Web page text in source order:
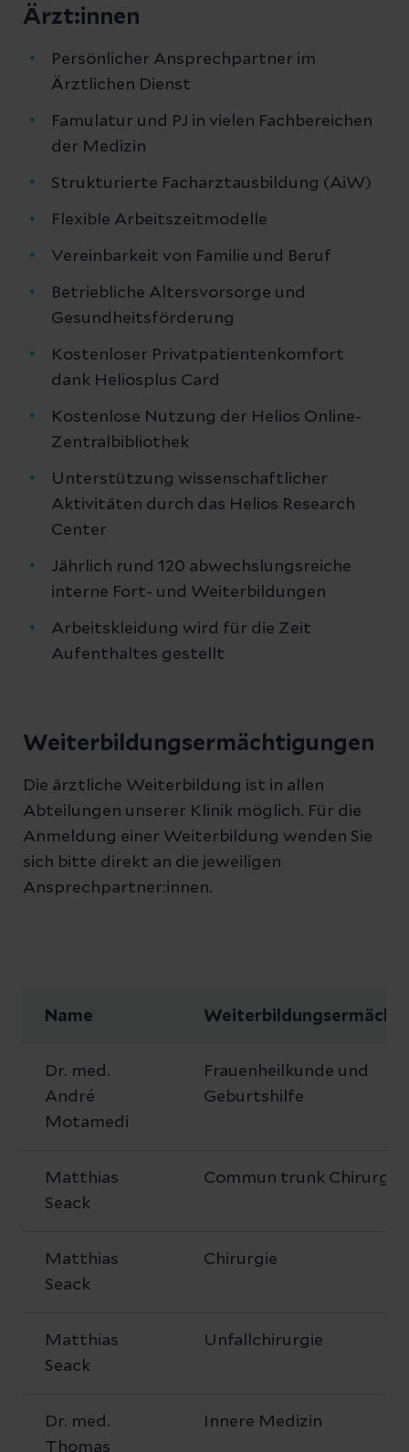
Ärzt:innen
Persönlicher Ansprechpartner im
Ärztlichen Dienst
Famulatur und PJ in vielen Fachbereichen
der Medizin
Strukturierte Facharztausbildung (AiW)
Flexible Arbeitszeitmodelle
Vereinbarkeit von Familie und Beruf
Betriebliche Altersvorsorge und
Gesundheitsförderung
Kostenloser Privatpatientenkomfort
dank Heliosplus Card
Kostenlose Nutzung der Helios Online-
Zentralbibliothek
Unterstützung wissenschaftlicher
Aktivitäten durch das Helios Research
Center
Jährlich rund 120 abwechslungsreiche
interne Fort- und Weiterbildungen
Arbeitskleidung wird für die Zeit
Aufenthaltes gestellt
Weiterbildungsermächtigungen
Die ärztliche Weiterbildung ist in allen
Abteilungen unserer Klinik möglich. Für die
Anmeldung einer Weiterbildung wenden Sie
sich bitte direkt an die jeweiligen
Ansprechpartner:innen.
Name
Dr. med.
André
Motamedi
Frauenheilkunde und
Geburtshilfe
Matthias
Seack
Commun trunk Chirurgie
Matthias
Seack
Chirurgie
Matthias
Seack
Unfallchirurgie
Dr. med.
Thomas
Innere Medizin